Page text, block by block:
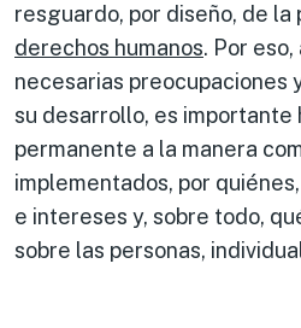
resguardo, por diseño, de la
derechos humanos. Por
necesarias preocupaciones
su desarrollo, es
permanente a la manera
implementados, por
e intereses y, sobre todo,
sobre las personas,